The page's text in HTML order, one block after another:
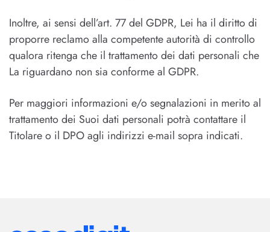
Inoltre, ai sensi dell’art. 77 del GDPR, Lei ha il diritto di
proporre reclamo alla competente autorità di controllo
qualora ritenga che il trattamento dei dati personali che
La riguardano non sia conforme al GDPR.
Per maggiori informazioni e/o segnalazioni in merito al
trattamento dei Suoi dati personali potrà contattare il
Titolare o il DPO agli indirizzi e-mail sopra indicati.